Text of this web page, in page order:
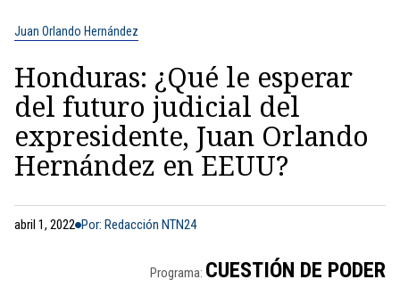
Juan Orlando Hernández
Honduras: ¿Qué le esperar
del futuro judicial del
expresidente, Juan Orlando
Hernández en EEUU?
abril 1, 2022 Por: Redacción NTN24
Programa: CUESTIÓN DE PODER